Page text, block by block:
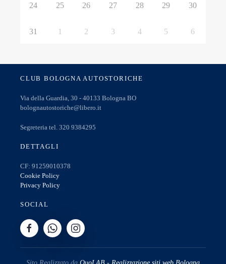
24 25 26 27 28 29 30
31 1 2 3 4 5 6
CLUB BOLOGNA AUTOSTORICHE
Via della Guardia, 30 - 40133 Bologna BO
bolognautostoriche@libero.it
Segreteria tel. 320 9384295
DETTAGLI
CF: 91259010378
Cookie Policy
Privacy Policy
SOCIAL